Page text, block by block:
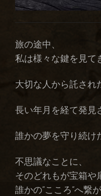
旅の途中、
私は様々な鍵を見て
大切な人から託され
長い年月を経て発見
誰かの夢を守り続け
不思議なことに、
そのどれもが宝箱や
誰かの“こころ”へ繋